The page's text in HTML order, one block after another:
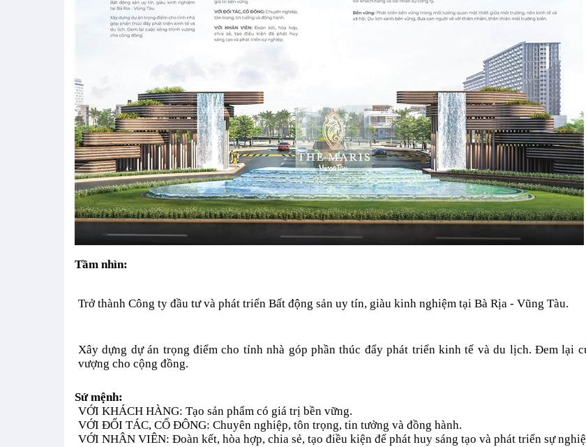
Tầm nhìn:
Trở thành Công ty đầu tư và phát triển Bất động sản uy tín, giàu kinh nghiệm tại Bà Rịa - Vũng Tàu.
Xây dựng dự án trọng điểm cho tỉnh nhà góp phần thúc đẩy phát triển kinh tế và du lịch. Đem lại
vượng cho cộng đồng.
Sứ mệnh:
VỚI KHÁCH HÀNG: Tạo sản phẩm có giá trị bền vững.
VỚI ĐỐI TÁC, CỔ ĐÔNG: Chuyên nghiệp, tôn trọng, tin tưởng và đồng hành.
VỚI NHÂN VIÊN: Đoàn kết, hòa hợp, chia sẻ, tạo điều kiện để phát huy sáng tạo và phát triển sự